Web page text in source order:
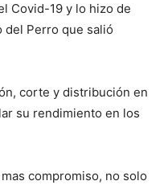
Covid-19 y lo hizo de
del Perro que salió
corte y distribución en
su rendimiento en los
compromiso, no solo